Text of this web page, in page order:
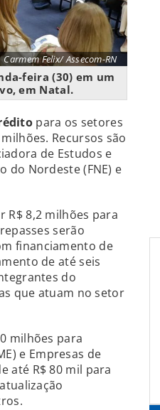
Carmem Felix/ Assecom-RN
feira (30) em um
em Natal.
para os setores
Recursos são
de Estudos e
do Nordeste (FNE) e
R$ 8,2 milhões para
serão
financiamento de
de até seis
do
que atuam no setor
milhões para
e Empresas de
até R$ 80 mil para